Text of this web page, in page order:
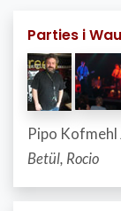
Parties i
Pipo Kofmehl
Betül, Rocio